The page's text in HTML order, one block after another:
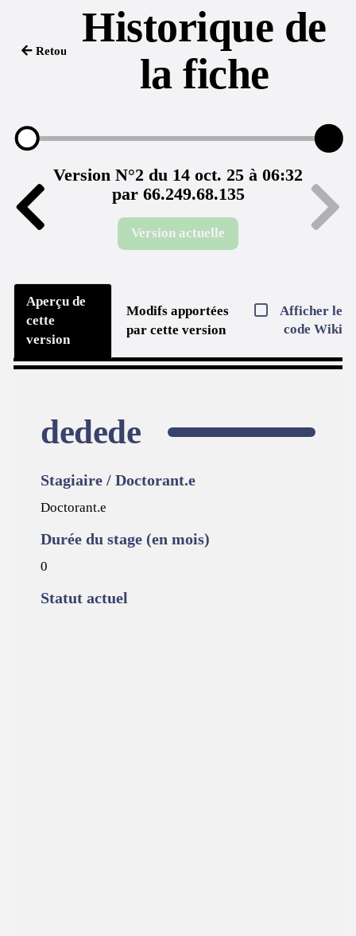
Retour
Historique de
la fiche
Version N°2 du 14 oct. 25 à 06:32
par 66.249.68.135
Version actuelle
Aperçu de
cette
version
Modifs apportées
par cette version
Afficher le
code Wiki
dedede
Stagiaire / Doctorant.e
Doctorant.e
Durée du stage (en mois)
0
Statut actuel